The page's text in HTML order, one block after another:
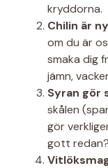
kryddorna.
Chilin är
om du är
smaka dig
jämn,
Syran gör
skålen
gör
gott